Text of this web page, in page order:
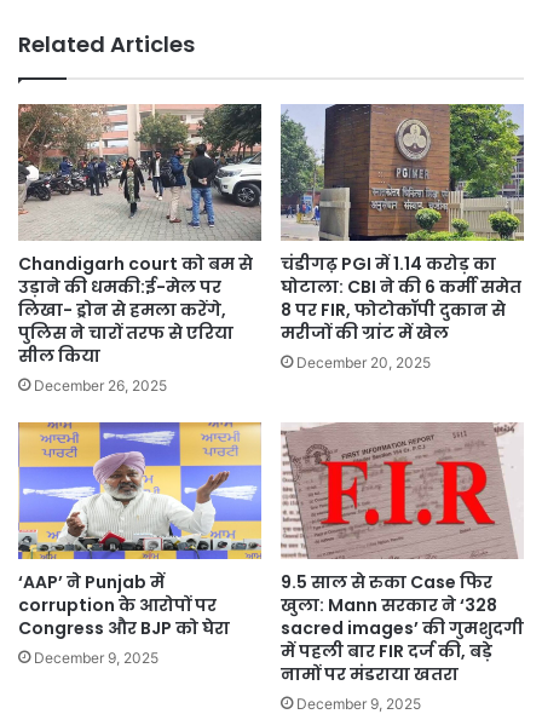
के
development
की
कुंजी
Related Articles
Chandigarh court को बम से
उड़ाने की धमकी:ई-मेल पर
लिखा- ड्रोन से हमला करेंगे,
पुलिस ने चारों तरफ से एरिया
सील किया
December 26, 2025
चंडीगढ़ PGI में 1.14 करोड़ का
घोटाला: CBI ने की 6 कर्मी समेत
8 पर FIR, फोटोकॉपी दुकान से
मरीजों की ग्रांट में खेल
December 20, 2025
‘AAP’ ने Punjab में
corruption के आरोपों पर
Congress और BJP को घेरा
December 9, 2025
9.5 साल से रुका Case फिर
खुला: Mann सरकार ने ‘328
sacred images’ की गुमशुदगी
में पहली बार FIR दर्ज की, बड़े
नामों पर मंडराया खतरा
December 9, 2025